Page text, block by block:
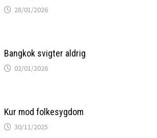
28/01/2026
Bangkok svigter aldrig
02/01/2026
Kur mod folkesygdom
30/11/2025